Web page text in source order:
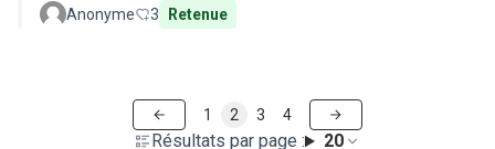
Anonyme 3 Retenue
Résultats par page : 20
1 2 3 4